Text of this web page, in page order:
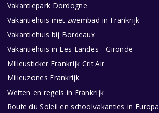
Vakantiepark Dordogne
Vakantiehuis met zwembad in Frankrijk
Vakantiehuis bij Bordeaux
Vakantiehuis in Les Landes - Gironde
Milieusticker Frankrijk Crit'Air
Milieuzones Frankrijk
Wetten en regels in Frankrijk
Route du Soleil en schoolvakanties in Europa